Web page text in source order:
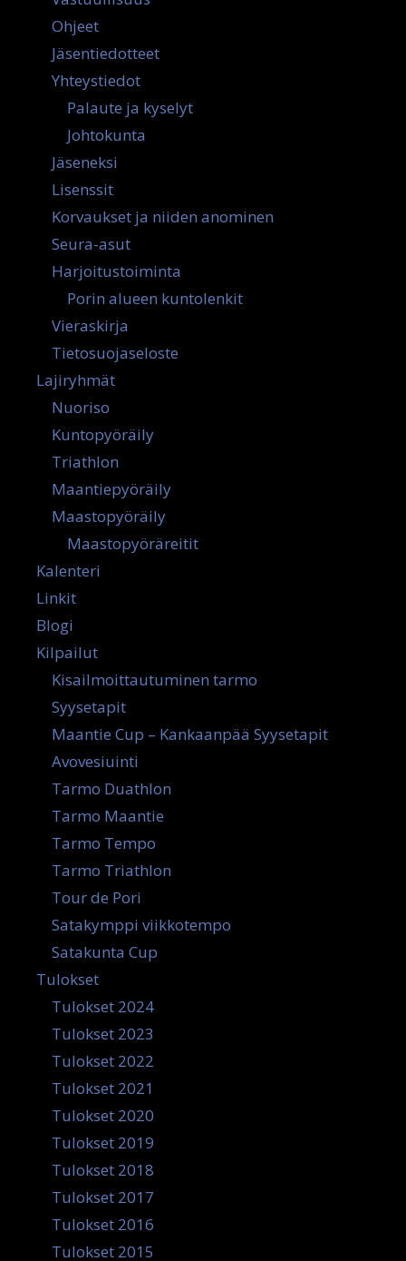
Ohjeet
Jäsentiedotteet
Yhteystiedot
Palaute ja kyselyt
Johtokunta
Jäseneksi
Lisenssit
Korvaukset ja niiden anominen
Seura-asut
Harjoitustoiminta
Porin alueen kuntolenkit
Vieraskirja
Tietosuojaseloste
Lajiryhmät
Nuoriso
Kuntopyöräily
Triathlon
Maantiepyöräily
Maastopyöräily
Maastopyöräreitit
Kalenteri
Linkit
Blogi
Kilpailut
Kisailmoittautuminen tarmo
Syysetapit
Maantie Cup – Kankaanpää Syysetapit
Avovesiuinti
Tarmo Duathlon
Tarmo Maantie
Tarmo Tempo
Tarmo Triathlon
Tour de Pori
Satakymppi viikkotempo
Satakunta Cup
Tulokset
Tulokset 2024
Tulokset 2023
Tulokset 2022
Tulokset 2021
Tulokset 2020
Tulokset 2019
Tulokset 2018
Tulokset 2017
Tulokset 2016
Tulokset 2015